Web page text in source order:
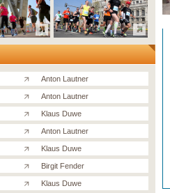
Anton Lautner
Anton Lautner
Klaus Duwe
Anton Lautner
Klaus Duwe
Birgit Fender
Klaus Duwe